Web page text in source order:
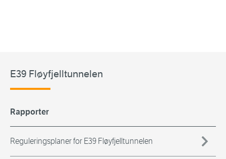
E39 Fløyfjelltunnelen
Rapporter
Reguleringsplaner for E39 Fløyfjelltunnelen